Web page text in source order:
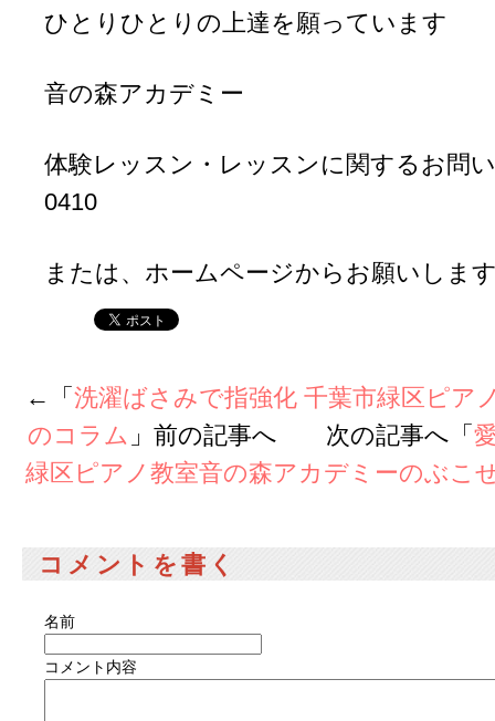
ひとりひとりの上達を願っています
音の森アカデミー
体験レッスン・レッスンに関するお問
0410
または、ホームページからお願いしま
←「 洗濯ばさみで指強化 千葉市緑区ピア
のコラム 」前の記事へ 次の記事へ「
緑区ピアノ教室音の森アカデミーのぶこ
コメントを書く
名前
コメント内容